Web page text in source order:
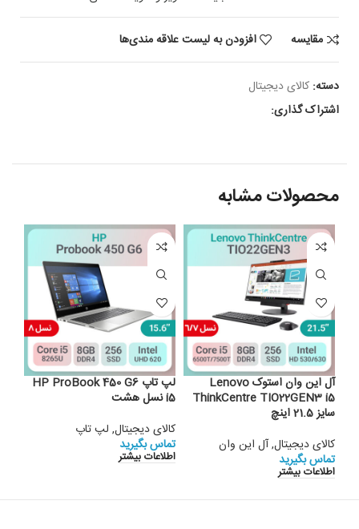
مقایسه افزودن به لیست علاقه مندی‌ها
دسته: کالای دیجیتال
اشتراک گذاری:
محصولات مشابه
آل این وان استوک Lenovo
ThinkCentre TIO22GEN3 i5
سایز 21.5 اینچ
کالای دیجیتال,آل این وان
تماس بگیرید
اطلاعات بیشتر
لپ تاپ HP ProBook 450 G6
i5 نسل هشت
کالای دیجیتال, لپ تاپ
تماس بگیرید
اطلاعات بیشتر